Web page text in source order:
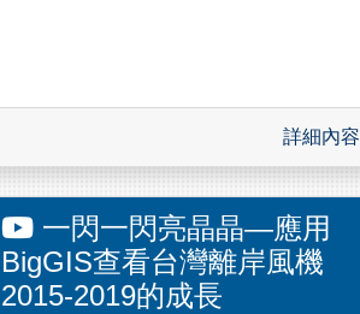
詳細內容
一閃一閃亮晶晶—應用
BigGIS查看台灣離岸風機
2015-2019的成長